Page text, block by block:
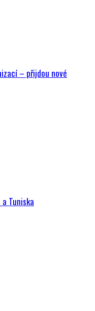
– přijdou nové
Tuniska